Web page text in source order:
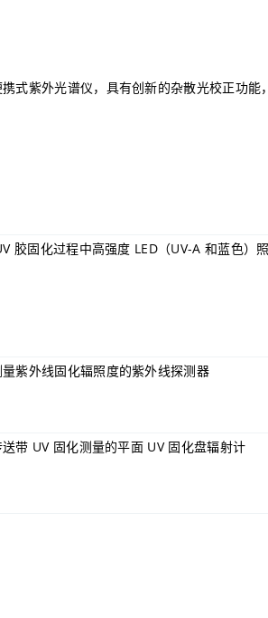
式紫外光谱仪，具有创新的杂散光校正功
胶固化过程中高强度 LED（UV-A 和蓝色）
紫外线固化辐照度的紫外线探测器
带 UV 固化测量的平面 UV 固化盘辐射计